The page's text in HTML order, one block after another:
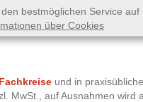
bestmöglichen Service
über Cookies
und in
MwSt., auf Ausnahmen wird